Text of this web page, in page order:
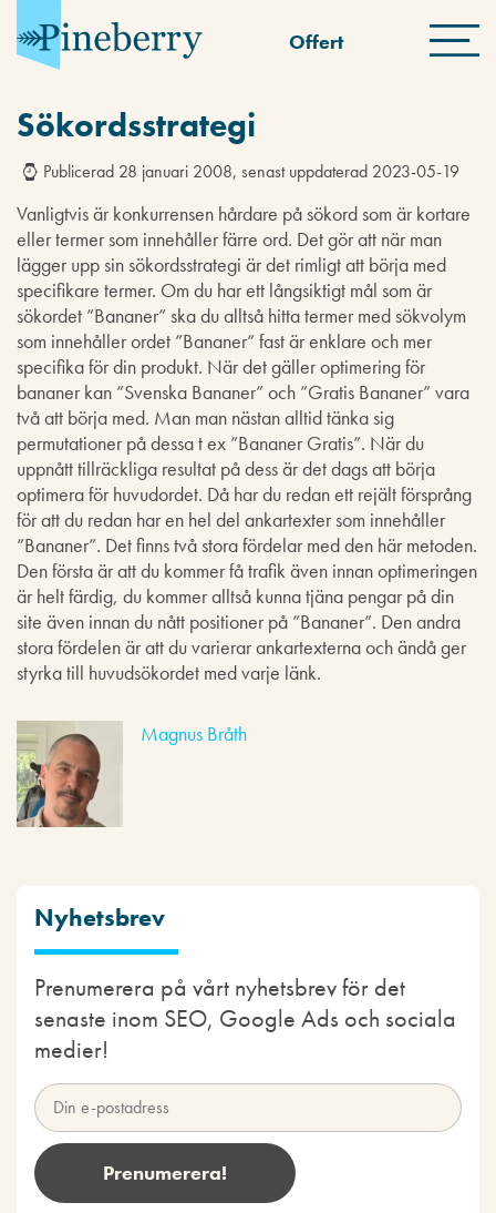
Offert
Sökordsstrategi
Publicerad 28 januari 2008, senast uppdaterad 2023-05-19
Vanligtvis är konkurrensen hårdare på sökord som är kortare
eller termer som innehåller färre ord. Det gör att när man
lägger upp sin sökordsstrategi är det rimligt att börja med
specifikare termer. Om du har ett långsiktigt mål som är
sökordet ”Bananer” ska du alltså hitta termer med sökvolym
som innehåller ordet ”Bananer” fast är enklare och mer
specifika för din produkt. När det gäller optimering för
bananer kan ”Svenska Bananer” och ”Gratis Bananer” vara
två att börja med. Man man nästan alltid tänka sig
permutationer på dessa t ex ”Bananer Gratis”. När du
uppnått tillräckliga resultat på dess är det dags att börja
optimera för huvudordet. Då har du redan ett rejält försprång
för att du redan har en hel del ankartexter som innehåller
”Bananer”. Det finns två stora fördelar med den här metoden.
Den första är att du kommer få trafik även innan optimeringen
är helt färdig, du kommer alltså kunna tjäna pengar på din
site även innan du nått positioner på ”Bananer”. Den andra
stora fördelen är att du varierar ankartexterna och ändå ger
styrka till huvudsökordet med varje länk.
Magnus Bråth
Nyhetsbrev
Prenumerera på vårt nyhetsbrev för det
senaste inom SEO, Google Ads och sociala
medier!